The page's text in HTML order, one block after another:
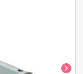
chevron_right